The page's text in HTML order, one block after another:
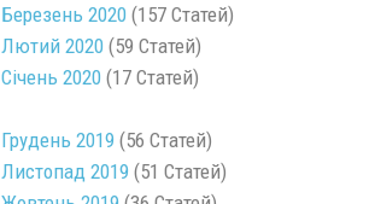
Березень 2020(157 Статей)
Лютий 2020(59 Статей)
Січень 2020(17 Статей)
Грудень 2019 (56 Статей)
Листопад 2019 (51 Статей)